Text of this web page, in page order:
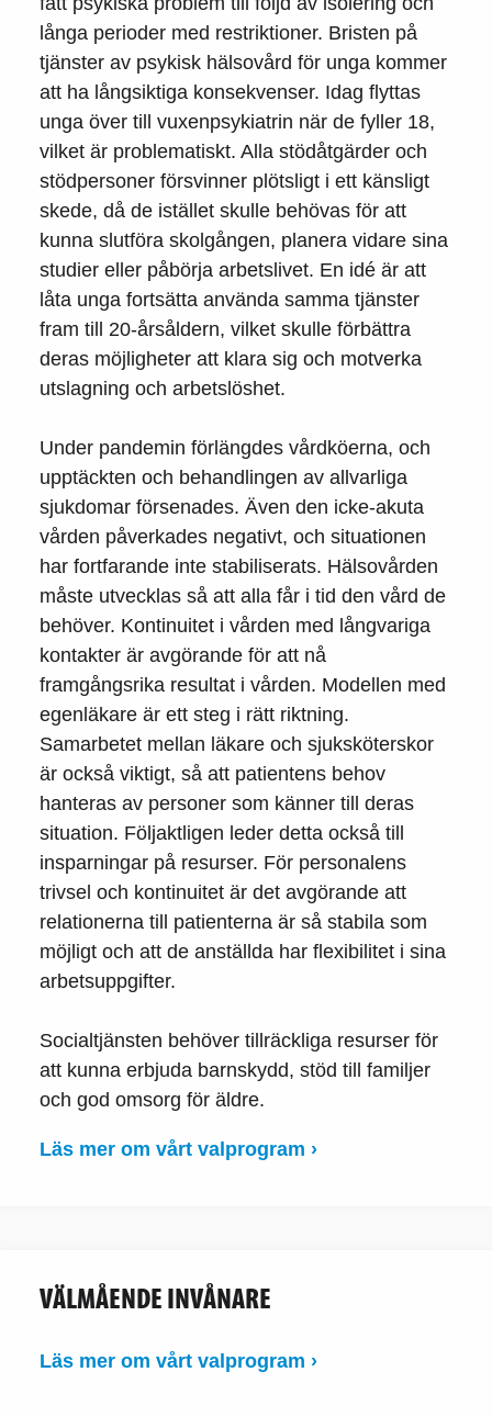
långa perioder med restriktioner. Bristen på
tjänster av psykisk hälsovård för unga kommer
att ha långsiktiga konsekvenser. Idag flyttas
unga över till vuxenpsykiatrin när de fyller 18,
vilket är problematiskt. Alla stödåtgärder och
stödpersoner försvinner plötsligt i ett känsligt
skede, då de istället skulle behövas för att
kunna slutföra skolgången, planera vidare sina
studier eller påbörja arbetslivet. En idé är att
låta unga fortsätta använda samma tjänster
fram till 20-årsåldern, vilket skulle förbättra
deras möjligheter att klara sig och motverka
utslagning och arbetslöshet.
Under pandemin förlängdes vårdköerna, och
upptäckten och behandlingen av allvarliga
sjukdomar försenades. Även den icke-akuta
vården påverkades negativt, och situationen
har fortfarande inte stabiliserats. Hälsovården
måste utvecklas så att alla får i tid den vård de
behöver. Kontinuitet i vården med långvariga
kontakter är avgörande för att nå
framgångsrika resultat i vården. Modellen med
egenläkare är ett steg i rätt riktning.
Samarbetet mellan läkare och sjuksköterskor
är också viktigt, så att patientens behov
hanteras av personer som känner till deras
situation. Följaktligen leder detta också till
insparningar på resurser. För personalens
trivsel och kontinuitet är det avgörande att
relationerna till patienterna är så stabila som
möjligt och att de anställda har flexibilitet i sina
arbetsuppgifter.
Socialtjänsten behöver tillräckliga resurser för
att kunna erbjuda barnskydd, stöd till familjer
och god omsorg för äldre.
Läs mer om vårt valprogram ›
VÄLMÅENDE INVÅNARE
Läs mer om vårt valprogram ›